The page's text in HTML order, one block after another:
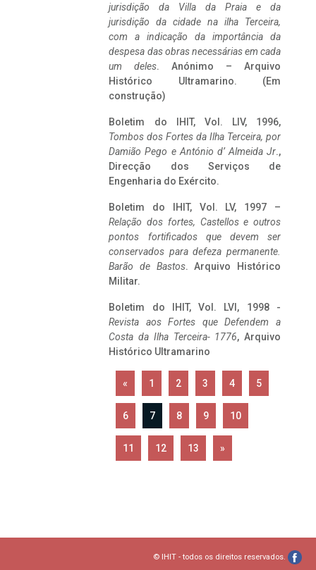
jurisdição da Villa da Praia e da
jurisdição da cidade na ilha Terceira,
com a indicação da importância da
despesa das obras necessárias em cada
um deles. Anónimo – Arquivo
Histórico Ultramarino. (Em
construção)
Boletim do IHIT, Vol. LIV, 1996,
Tombos dos Fortes da Ilha Terceira, por
Damião Pego e António d’ Almeida Jr.,
Direcção dos Serviços de
Engenharia do Exército.
Boletim do IHIT, Vol. LV, 1997 –
Relação dos fortes, Castellos e outros
pontos fortificados que devem ser
conservados para defeza permanente.
Barão de Bastos. Arquivo Histórico
Militar.
Boletim do IHIT, Vol. LVI, 1998 -
Revista aos Fortes que Defendem a
Costa da Ilha Terceira- 1776, Arquivo
Histórico Ultramarino
« 1 2 3 4 5
6 7 8 9 10
11 12 13 »
© IHIT - todos os direitos reservados.